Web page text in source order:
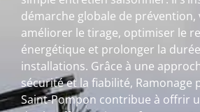
démarche globale de prévention,
améliorer le tirage, optimiser le
énergétique et prolonger la
installations. Grâce à une
sécurité et la fiabilité, Ramonage
Saint-Pompon contribue à offrir